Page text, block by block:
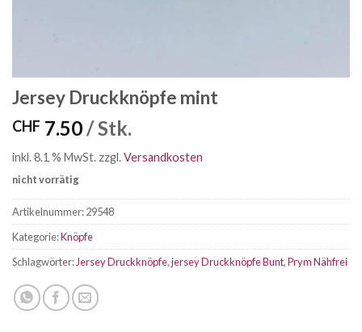
Jersey Druckknöpfe mint
CHF 7.50/ Stk.
inkl. 8.1 % MwSt.zzgl.Versandkosten
nicht vorrätig
Artikelnummer:29548
Kategorie:Knöpfe
Schlagwörter:Jersey Druckknöpfe,jersey Druckknöpfe Bunt,Prym Nähfrei